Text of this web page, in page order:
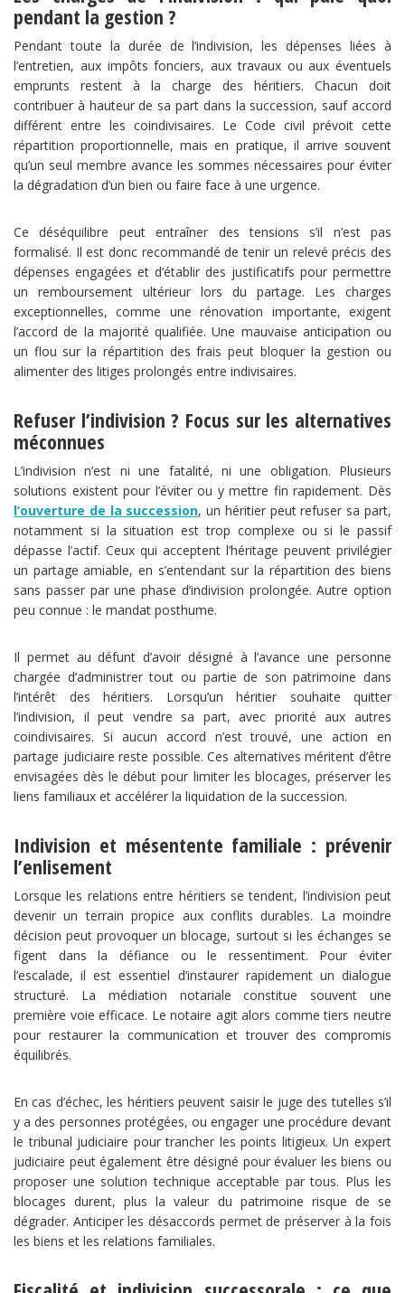
pendant la gestion ?
Pendant toute la durée de l’indivision, les dépenses liées à
l’entretien, aux impôts fonciers, aux travaux ou aux éventuels
emprunts restent à la charge des héritiers. Chacun doit
contribuer à hauteur de sa part dans la succession, sauf accord
différent entre les coindivisaires. Le Code civil prévoit cette
répartition proportionnelle, mais en pratique, il arrive souvent
qu’un seul membre avance les sommes nécessaires pour éviter
la dégradation d’un bien ou faire face à une urgence.
Ce déséquilibre peut entraîner des tensions s’il n’est pas
formalisé. Il est donc recommandé de tenir un relevé précis des
dépenses engagées et d’établir des justificatifs pour permettre
un remboursement ultérieur lors du partage. Les charges
exceptionnelles, comme une rénovation importante, exigent
l’accord de la majorité qualifiée. Une mauvaise anticipation ou
un flou sur la répartition des frais peut bloquer la gestion ou
alimenter des litiges prolongés entre indivisaires.
Refuser l’indivision ? Focus sur les alternatives
méconnues
L’indivision n’est ni une fatalité, ni une obligation. Plusieurs
solutions existent pour l’éviter ou y mettre fin rapidement. Dès
l’ouverture de la succession, un héritier peut refuser sa part,
notamment si la situation est trop complexe ou si le passif
dépasse l’actif. Ceux qui acceptent l’héritage peuvent privilégier
un partage amiable, en s’entendant sur la répartition des biens
sans passer par une phase d’indivision prolongée. Autre option
peu connue : le mandat posthume.
Il permet au défunt d’avoir désigné à l’avance une personne
chargée d’administrer tout ou partie de son patrimoine dans
l’intérêt des héritiers. Lorsqu’un héritier souhaite quitter
l’indivision, il peut vendre sa part, avec priorité aux autres
coindivisaires. Si aucun accord n’est trouvé, une action en
partage judiciaire reste possible. Ces alternatives méritent d’être
envisagées dès le début pour limiter les blocages, préserver les
liens familiaux et accélérer la liquidation de la succession.
Indivision et mésentente familiale : prévenir
l’enlisement
Lorsque les relations entre héritiers se tendent, l’indivision peut
devenir un terrain propice aux conflits durables. La moindre
décision peut provoquer un blocage, surtout si les échanges se
figent dans la défiance ou le ressentiment. Pour éviter
l’escalade, il est essentiel d’instaurer rapidement un dialogue
structuré. La médiation notariale constitue souvent une
première voie efficace. Le notaire agit alors comme tiers neutre
pour restaurer la communication et trouver des compromis
équilibrés.
En cas d’échec, les héritiers peuvent saisir le juge des tutelles s’il
y a des personnes protégées, ou engager une procédure devant
le tribunal judiciaire pour trancher les points litigieux. Un expert
judiciaire peut également être désigné pour évaluer les biens ou
proposer une solution technique acceptable par tous. Plus les
blocages durent, plus la valeur du patrimoine risque de se
dégrader. Anticiper les désaccords permet de préserver à la fois
les biens et les relations familiales.